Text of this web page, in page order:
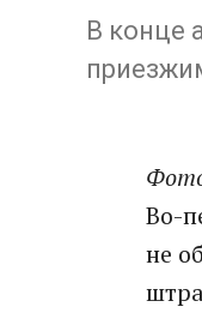
В конце
Во-
не